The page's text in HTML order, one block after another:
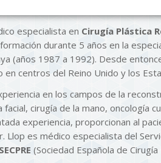
especialista en Cirugía Plástica
durante 5 años en la
(años 1987 a 1992). Desde
centros del Reino Unido y los
en los campos de la
cirugía de la mano, oncología
experiencia, proporcionan al
Llop es médico especialista del
SECPRE (Sociedad Española de